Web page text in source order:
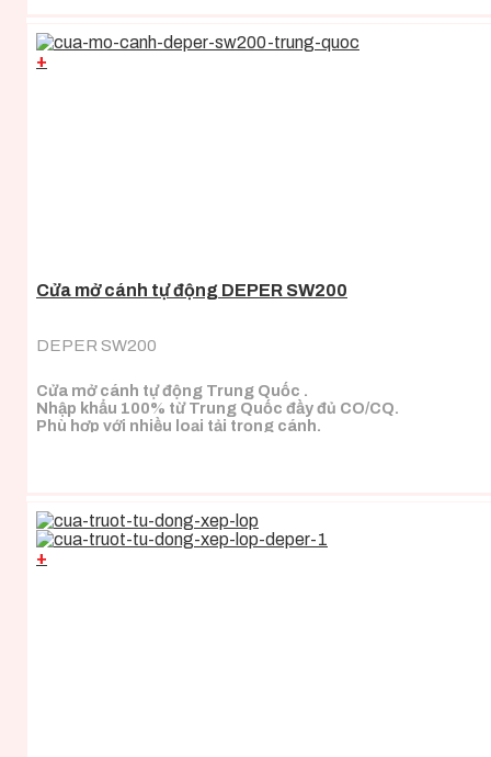
+
Cửa mở cánh tự động DEPER SW200
DEPER SW200
Cửa mở cánh tự động Trung Quốc .
Nhập khẩu 100% từ Trung Quốc đầy đủ CO/CQ.
Phù hợp với nhiều loại tải trọng cánh.
+